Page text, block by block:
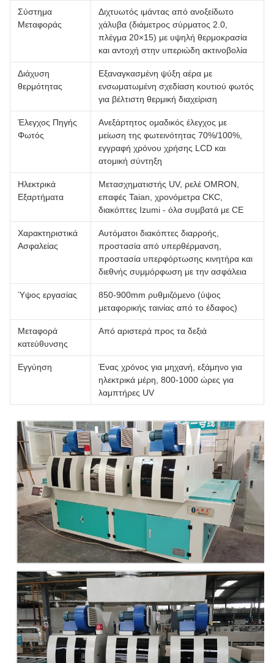
Σύστημα
Μεταφοράς
Διχτυωτός ιμάντας από ανοξείδωτο
χάλυβα (διάμετρος σύρματος 2.0,
πλέγμα 20×15) με υψηλή θερμοκρασία
και αντοχή στην υπεριώδη ακτινοβολία
Διάχυση
θερμότητας
Εξαναγκασμένη ψύξη αέρα με
ενσωματωμένη σχεδίαση κουτιού φωτός
για βέλτιστη θερμική διαχείριση
Έλεγχος Πηγής
Φωτός
Ανεξάρτητος ομαδικός έλεγχος με
μείωση της φωτεινότητας 70%/100%,
εγγραφή χρόνου χρήσης LCD και
ατομική σύντηξη
Ηλεκτρικά
Εξαρτήματα
Μετασχηματιστής UV, ρελέ OMRON,
επαφές Taian, χρονόμετρα CKC,
διακόπτες Izumi - όλα συμβατά με CE
Χαρακτηριστικά
Ασφαλείας
Αυτόματοι διακόπτες διαρροής,
προστασία από υπερθέρμανση,
προστασία υπερφόρτωσης κινητήρα και
διεθνής συμμόρφωση με την ασφάλεια
Ύψος εργασίας
850-900mm ρυθμιζόμενο (ύψος
μεταφορικής ταινίας από το έδαφος)
Μεταφορά
κατεύθυνσης
Από αριστερά προς τα δεξιά
Εγγύηση
Ένας χρόνος για μηχανή, εξάμηνο για
ηλεκτρικά μέρη, 800-1000 ώρες για
λαμπτήρες UV